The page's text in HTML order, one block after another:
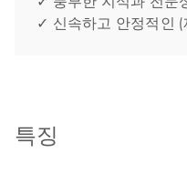
✓ 신속하고 안정적인 (
특징